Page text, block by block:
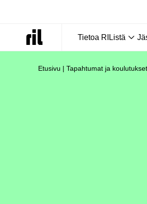
Tietoa RIListä
Etusivu | Tapahtumat ja koulutukset